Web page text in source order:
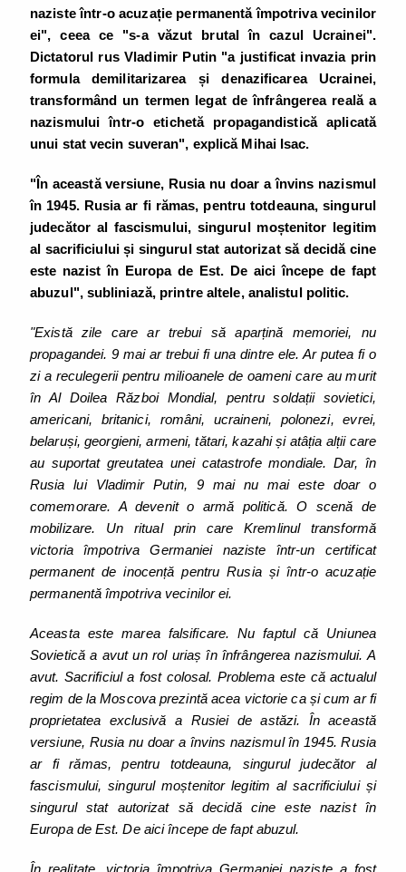
naziste într-o acuzație permanentă împotriva vecinilor
ei", ceea ce "s-a văzut brutal în cazul Ucrainei".
Dictatorul rus Vladimir Putin "a justificat invazia prin
formula demilitarizarea și denazificarea Ucrainei,
transformând un termen legat de înfrângerea reală a
nazismului într-o etichetă propagandistică aplicată
unui stat vecin suveran", explică Mihai Isac.
"În această versiune, Rusia nu doar a învins nazismul
în 1945. Rusia ar fi rămas, pentru totdeauna, singurul
judecător al fascismului, singurul moștenitor legitim
al sacrificiului și singurul stat autorizat să decidă cine
este nazist în Europa de Est. De aici începe de fapt
abuzul", subliniază, printre altele, analistul politic.
"Există zile care ar trebui să aparțină memoriei, nu
propagandei. 9 mai ar trebui fi una dintre ele. Ar putea fi o
zi a reculegerii pentru milioanele de oameni care au murit
în Al Doilea Război Mondial, pentru soldații sovietici,
americani, britanici, români, ucraineni, polonezi, evrei,
belaruși, georgieni, armeni, tătari, kazahi și atâția alții care
au suportat greutatea unei catastrofe mondiale. Dar, în
Rusia lui Vladimir Putin, 9 mai nu mai este doar o
comemorare. A devenit o armă politică. O scenă de
mobilizare. Un ritual prin care Kremlinul transformă
victoria împotriva Germaniei naziste într-un certificat
permanent de inocență pentru Rusia și într-o acuzație
permanentă împotriva vecinilor ei.
Aceasta este marea falsificare. Nu faptul că Uniunea
Sovietică a avut un rol uriaș în înfrângerea nazismului. A
avut. Sacrificiul a fost colosal. Problema este că actualul
regim de la Moscova prezintă acea victorie ca și cum ar fi
proprietatea exclusivă a Rusiei de astăzi. În această
versiune, Rusia nu doar a învins nazismul în 1945. Rusia
ar fi rămas, pentru totdeauna, singurul judecător al
fascismului, singurul moștenitor legitim al sacrificiului și
singurul stat autorizat să decidă cine este nazist în
Europa de Est. De aici începe de fapt abuzul.
În realitate, victoria împotriva Germaniei naziste a fost